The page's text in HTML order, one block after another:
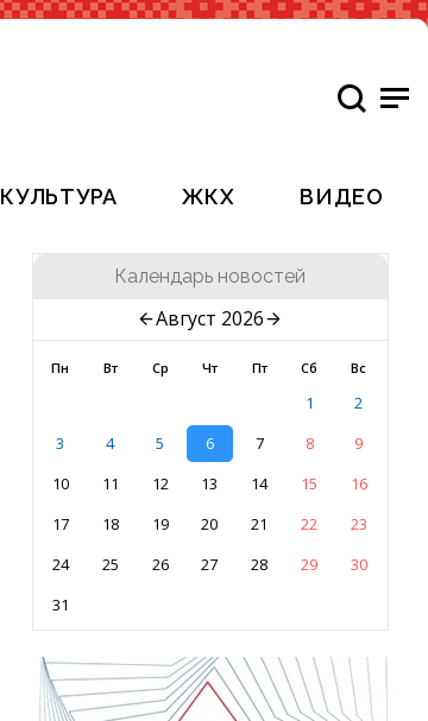
КУЛЬТУРА ЖКХ ВИДЕО
Календарь новостей
Август 2026
Пн Вт Ср Чт Пт Сб Вс
1
2
3
4 5 6 7 8
9
10
11 12 13 14 15
16
17
18 19 20 21 22
23
24
25 26 27 28 29
30
31